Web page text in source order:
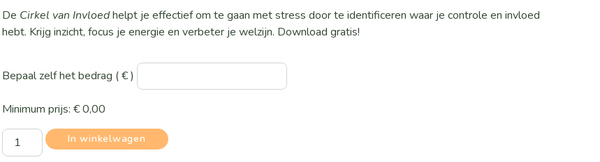
De Cirkel van Invloedhelpt je effectief om te gaan met stress door te identificeren waar je controle en invloed
hebt. Krijg inzicht, focus je energie en verbeter je welzijn. Download gratis!
Bepaal zelf het bedrag ( € )
Minimum prijs: €0,00
Cirkel
van
In winkelwagen